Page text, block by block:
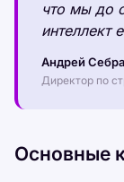
что мы до
интеллект
Андрей
Директор по
Основные